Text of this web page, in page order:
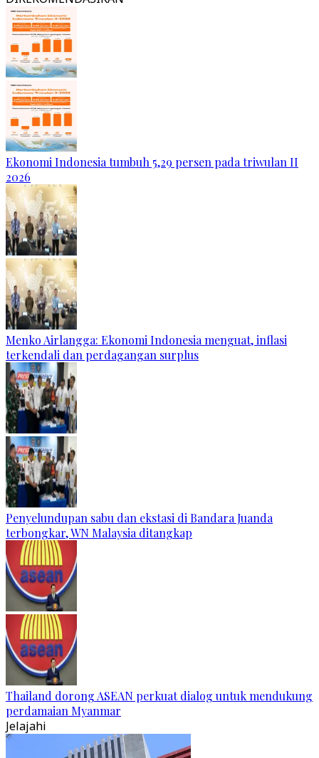
Ekonomi Indonesia tumbuh 5,29 persen pada triwulan II
2026
Menko Airlangga: Ekonomi Indonesia menguat, inflasi
terkendali dan perdagangan surplus
Penyelundupan sabu dan ekstasi di Bandara Juanda
terbongkar, WN Malaysia ditangkap
Thailand dorong ASEAN perkuat dialog untuk mendukung
perdamaian Myanmar
Jelajahi